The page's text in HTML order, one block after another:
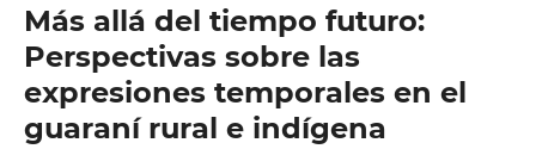
Más allá del tiempo futuro:
Perspectivas sobre las
expresiones temporales en el
guaraní rural e indígena